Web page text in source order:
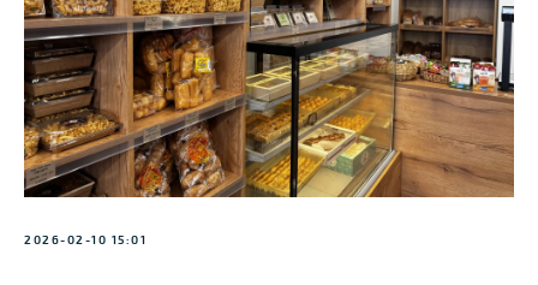
2026-02-10 15:01